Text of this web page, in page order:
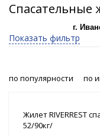
Спасательные
г.
Показать фильтр
по популярности
по
Жилет RIVERREST
52/90кг/